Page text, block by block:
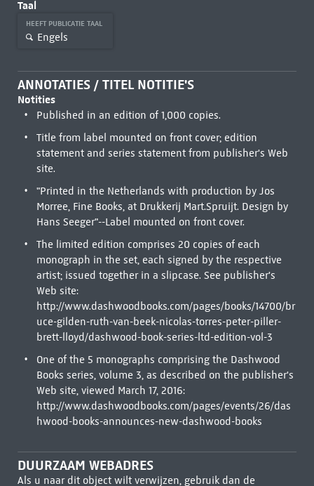
Taal
HEEFT PUBLICATIE TAAL
Engels
ANNOTATIES / TITEL NOTITIE'S
Notities
Published in an edition of 1,000 copies.
Title from label mounted on front cover; edition
statement and series statement from publisher's Web
site.
"Printed in the Netherlands with production by Jos
Morree, Fine Books, at Drukkerij Mart.Spruijt. Design by
Hans Seeger"--Label mounted on front cover.
The limited edition comprises 20 copies of each
monograph in the set, each signed by the respective
artist; issued together in a slipcase. See publisher's
Web site:
http://www.dashwoodbooks.com/pages/books/14700/br
uce-gilden-ruth-van-beek-nicolas-torres-peter-piller-
brett-lloyd/dashwood-book-series-ltd-edition-vol-3
One of the 5 monographs comprising the Dashwood
Books series, volume 3, as described on the publisher's
Web site, viewed March 17, 2016:
http://www.dashwoodbooks.com/pages/events/26/das
hwood-books-announces-new-dashwood-books
DUURZAAM WEBADRES
Als u naar dit object wilt verwijzen, gebruik dan de